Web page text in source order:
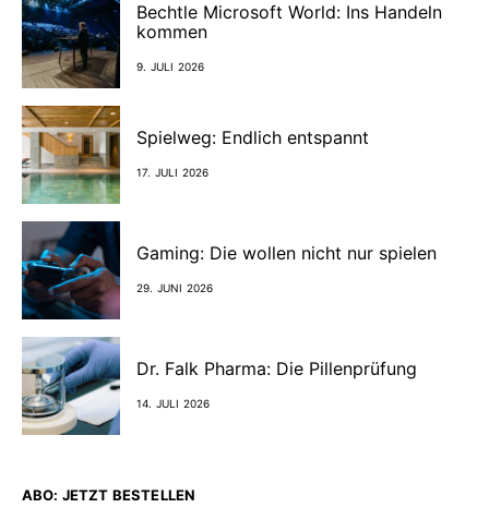
Bechtle Microsoft World: Ins Handeln
kommen
9. JULI 2026
Spielweg: Endlich entspannt
17. JULI 2026
Gaming: Die wollen nicht nur spielen
29. JUNI 2026
Dr. Falk Pharma: Die Pillenprüfung
14. JULI 2026
ABO: JETZT BESTELLEN